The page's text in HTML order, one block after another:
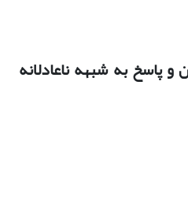
و پاسخ به شبهه ناعادلانه